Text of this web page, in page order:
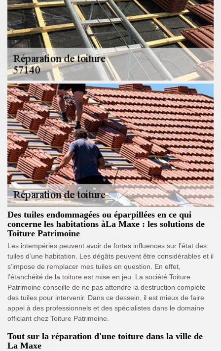
Des tuiles endommagées ou éparpillées en ce qui
concerne les habitations àLa Maxe : les solutions de
Toiture Patrimoine
Les intempéries peuvent avoir de fortes influences sur l’état des
tuiles d’une habitation. Les dégâts peuvent être considérables et il
s’impose de remplacer mes tuiles en question. En effet,
l’étanchéité de la toiture est mise en jeu. La société Toiture
Patrimoine conseille de ne pas attendre la destruction complète
des tuiles pour intervenir. Dans ce dessein, il est mieux de faire
appel à des professionnels et des spécialistes dans le domaine
officiant chez Toiture Patrimoine.
Tout sur la réparation d'une toiture dans la ville de
La Maxe